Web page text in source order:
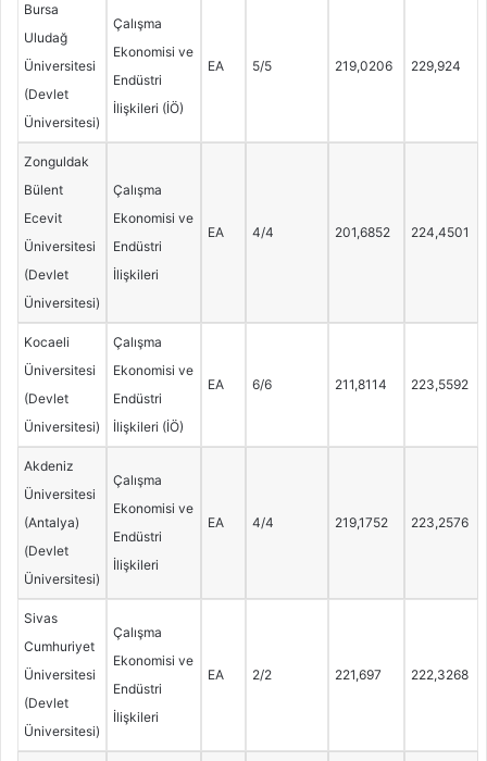
Bursa
Uludağ
Üniversitesi
(Devlet
Üniversitesi)
Çalışma
Ekonomisi ve
Endüstri
İlişkileri (İÖ)
EA 5/5 219,0206 229,924
Zonguldak
Bülent
Ecevit
Üniversitesi
(Devlet
Üniversitesi)
Çalışma
Ekonomisi ve
Endüstri
İlişkileri
EA 4/4 201,6852 224,4501
Kocaeli
Üniversitesi
(Devlet
Üniversitesi)
Çalışma
Ekonomisi ve
Endüstri
İlişkileri (İÖ)
EA 6/6 211,8114 223,5592
Akdeniz
Üniversitesi
(Antalya)
(Devlet
Üniversitesi)
Çalışma
Ekonomisi ve
Endüstri
İlişkileri
EA 4/4 219,1752 223,2576
Sivas
Cumhuriyet
Üniversitesi
(Devlet
Üniversitesi)
Çalışma
Ekonomisi ve
Endüstri
İlişkileri
EA 2/2 221,697 222,3268